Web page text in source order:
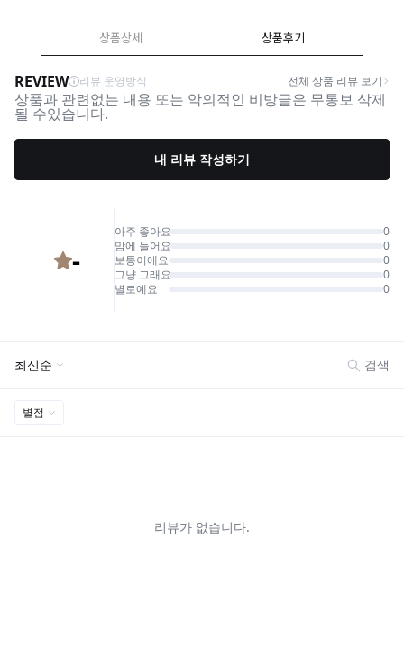
상품상세 상품후기